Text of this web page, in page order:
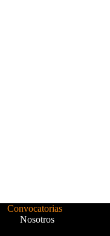
Convocatorias
Nosotros